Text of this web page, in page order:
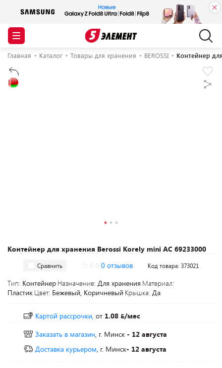
Главная Каталог Товары для хранения BEROSSI Контейнер
Контейнер для хранения Berossi Korely mini АС 69233000
Сравнить 0 отзывов Код товара: 373021
Тип: Контейнер Назначение: Для хранения Материал:
Пластик Цвет: Бежевый, Коричневый Крышка: Да
Картой рассрочки, от 1.08
/мес
Заказать в магазин, г. Минск - 12 августа
Доставка курьером, г. Минск- 12 августа